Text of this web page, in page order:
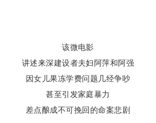
该微电影
讲述来深建设者夫妇阿萍和阿强
因女儿果冻学费问题几经争吵
甚至引发家庭暴力
差点酿成不可挽回的命案悲剧